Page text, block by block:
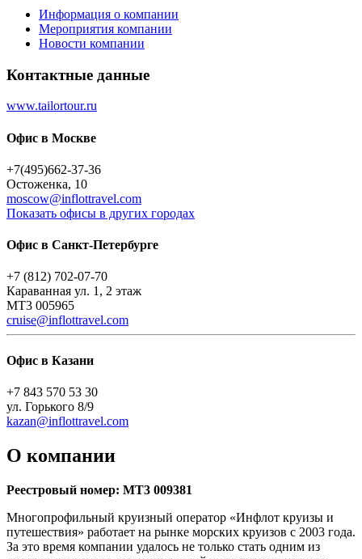
Информация о компании
Мероприятия компании
Новости компании
Контактные данные
www.tailortour.ru
Офис в Москве
+7(495)662-37-36
Остоженка, 10
moscow@inflottravel.com
Показать офисы в других городах
Офис в Санкт-Петербурге
+7 (812) 702-07-70
Караванная ул. 1, 2 этаж
МТ3 005965
cruise@inflottravel.com
Офис в Казани
+7 843 570 53 30
ул. Горького 8/9
kazan@inflottravel.com
О компании
Реестровый номер: МТ3 009381
Многопрофильный круизный оператор «Инфлот круизы и
путешествия» работает на рынке морских круизов с 2003 года.
За это время компании удалось не только стать одним из